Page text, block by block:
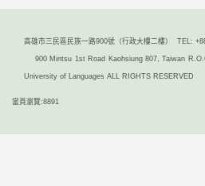
高雄市三民區民族一路900號（行政大樓二樓） TEL:
900 Mintsu 1st Road Kaohsiung 807, Taiwan
University of Languages ALL RIGHTS RESERVED
當頁瀏覽:8891